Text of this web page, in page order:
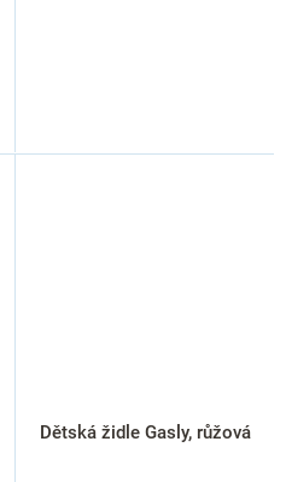
Dětská židle Gasly, růžová